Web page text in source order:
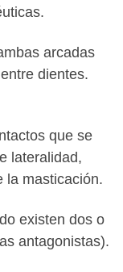
arcadas
dientes.
que se
lateralidad,
la masticación.
existen dos o
antagonistas).